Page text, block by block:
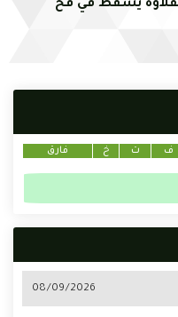
يسقط في فخ
ف ت خ فارق